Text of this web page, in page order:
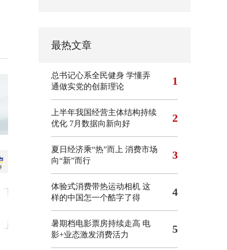
最热文章
总书记心系全民健身 学懂弄
通做实党的创新理论
1
上半年我国经营主体结构持续
优化 7月数据向新向好 2
夏日经济乘“热”而上 消费市场
向“新”而行
3
体验式消费带热运动相机 这
样的中国怎一个酷字了得
4
暑期档电影票房持续走高 电
影+业态激发消费活力
5